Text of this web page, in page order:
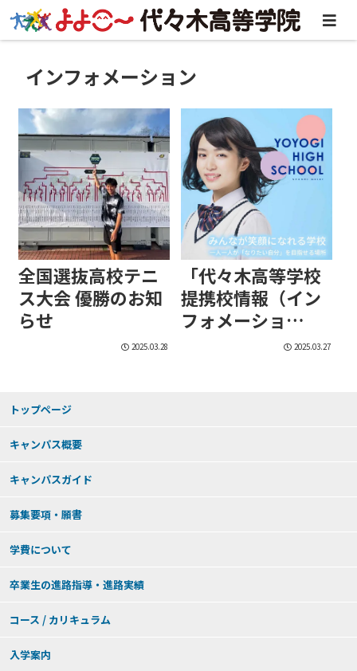
インフォメーション
全国選抜高校テニ
ス大会 優勝のお知
らせ
2025.03.28
「代々木高等学校
提携校情報（イン
フォメーショ
ン）」開設のお知
2025.03.27
トップページ
キャンパス概要
キャンパスガイド
募集要項・願書
学費について
卒業生の進路指導・進路実績
コース / カリキュラム
入学案内